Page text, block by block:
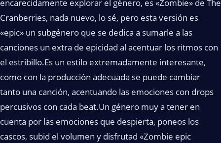
encarecidamente explorar el género, es «Zombie» de The
Cranberries, nada nuevo, lo sé, pero esta versión es
«epic» un subgénero que se dedica a sumarle a las
canciones un extra de epicidad al acentuar los ritmos con
el estribillo.Es un estilo extremadamente interesante,
como con la producción adecuada se puede cambiar
tanto una canción, acentuando las emociones con drops
percusivos con cada beat.Un género muy a tener en
cuenta por las emociones que despierta, poneos los
cascos, subid el volumen y disfrutad «Zombie epic